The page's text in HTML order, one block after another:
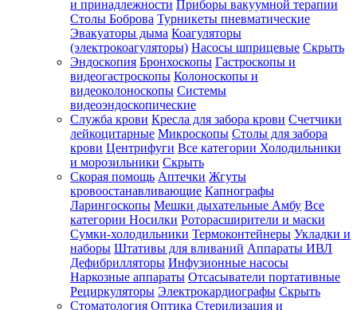
и принадлежности Приборы вакуумной терапии
Столы Боброва Турникеты пневматические
Эвакуаторы дыма Коагуляторы
(электрокоагуляторы) Насосы шприцевые Скрыть
Эндоскопия Бронхоскопы Гастроскопы и
видеогастроскопы Колоноскопы и
видеоколоноскопы Системы
видеоэндоскопические
Служба крови Кресла для забора крови Счетчики
лейкоцитарные Микроскопы Столы для забора
крови Центрифуги Все категории Холодильники
и морозильники Скрыть
Скорая помощь Аптечки Жгуты
кровоостанавливающие Капнографы
Ларингоскопы Мешки дыхательные Амбу Все
категории Носилки Роторасширители и маски
Сумки-холодильники Термоконтейнеры Укладки и
наборы Штативы для вливаний Аппараты ИВЛ
Дефибрилляторы Инфузионные насосы
Наркозные аппараты Отсасыватели портативные
Рециркуляторы Электрокардиографы Скрыть
Стоматология Оптика Стерилизация и